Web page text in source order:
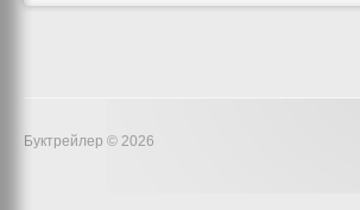
Буктрейлер © 2026